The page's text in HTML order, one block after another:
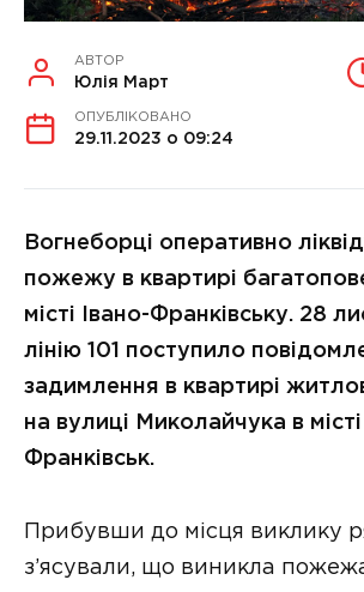
АВТОР
Юлія Март
ОПУБЛІКОВАНО
29.11.2023 о 09:24
Вогнеборці оперативно
пожежу в квартирі
місті Івано-Франківську. 28
лінію 101 поступило
задимлення в квартирі
на вулиці Миколайчука в місті
Франківськ.
Прибувши до місця виклику
з’ясували, що виникла